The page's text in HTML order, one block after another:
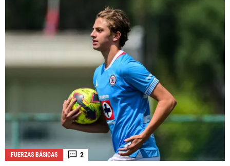
FUERZAS BÁSICAS 2